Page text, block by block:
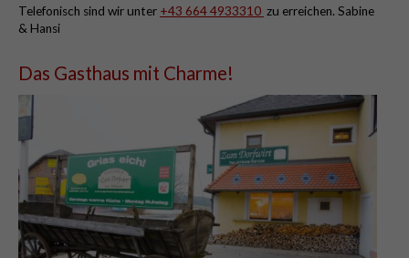
Telefonisch sind wir unter +43 664 4933310 zu erreichen. Sabine
& Hansi
Das Gasthaus mit Charme!